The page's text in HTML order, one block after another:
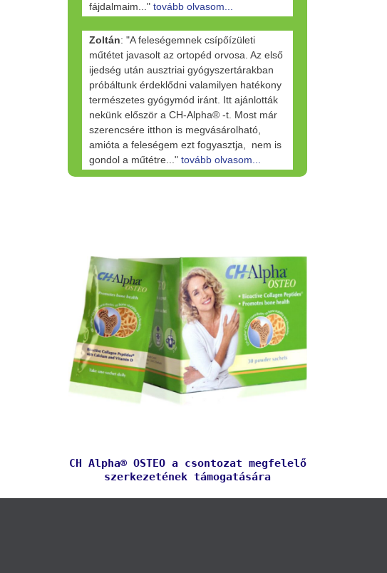
fájdalmaim..." tovább olvasom...
Zoltán: "A feleségemnek csípőízületi
műtétet javasolt az ortopéd orvosa. Az első
ijedség után ausztriai gyógyszertárakban
próbáltunk érdeklődni valamilyen hatékony
természetes gyógymód iránt. Itt ajánlották
nekünk először a CH-Alpha® -t. Most már
szerencsére itthon is megvásárolható,
amióta a feleségem ezt fogyasztja, nem is
gondol a műtétre..." tovább olvasom...
CH Alpha® OSTEO a csontozat megfelelő
szerkezetének támogatására